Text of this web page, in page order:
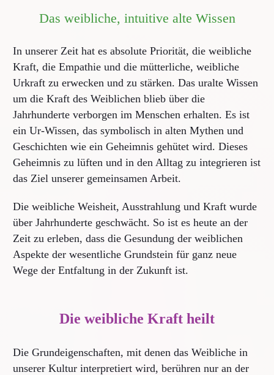
Das weibliche, intuitive alte Wissen
In unserer Zeit hat es absolute Priorität, die weibliche
Kraft, die Empathie und die mütterliche, weibliche
Urkraft zu erwecken und zu stärken. Das uralte Wissen
um die Kraft des Weiblichen blieb über die
Jahrhunderte verborgen im Menschen erhalten. Es ist
ein Ur-Wissen, das symbolisch in alten Mythen und
Geschichten wie ein Geheimnis gehütet wird. Dieses
Geheimnis zu lüften und in den Alltag zu integrieren ist
das Ziel unserer gemeinsamen Arbeit.
Die weibliche Weisheit, Ausstrahlung und Kraft wurde
über Jahrhunderte geschwächt. So ist es heute an der
Zeit zu erleben, dass die Gesundung der weiblichen
Aspekte der wesentliche Grundstein für ganz neue
Wege der Entfaltung in der Zukunft ist.
Die weibliche Kraft heilt
Die Grundeigenschaften, mit denen das Weibliche in
unserer Kultur interpretiert wird, berühren nur an der